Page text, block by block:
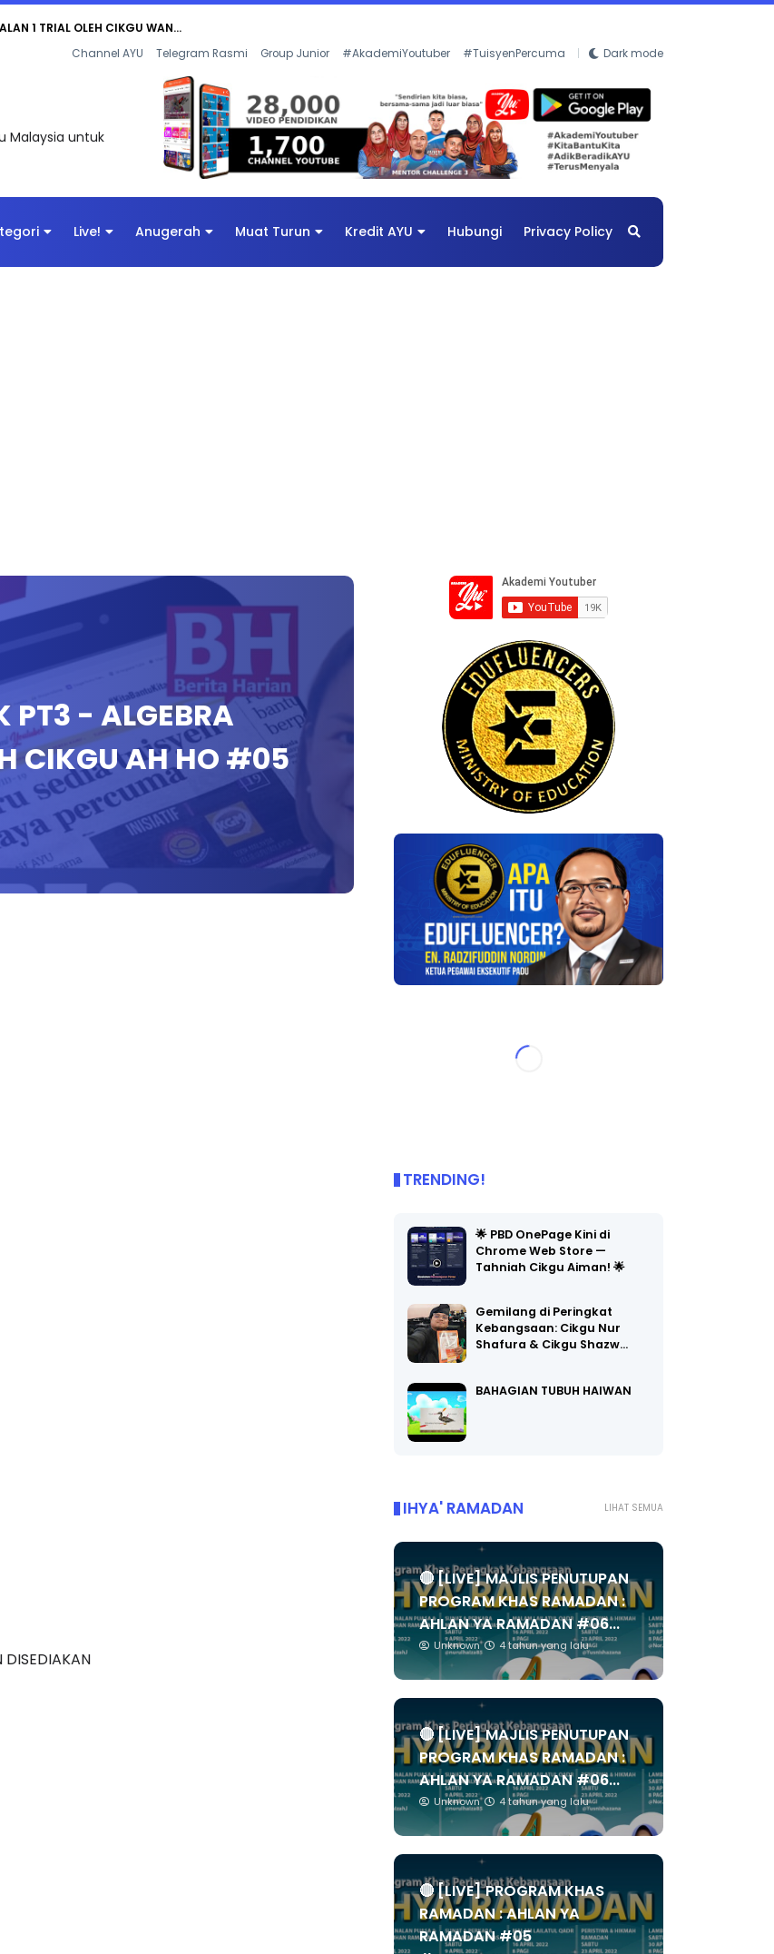
PENYELAMAT DUNIA
Channel AYU Telegram Rasmi Group Junior #AkademiYoutuber #TuisyenPercuma Dark mode
Malaysia untuk
Live! Anugerah Muat Turun Kredit AYU Hubungi Privacy Policy
- ALGEBRA
CIKGU AH HO #05
DISEDIAKAN
TRENDING!
🌟 PBD OnePage Kini di
Chrome Web Store —
Tahniah Cikgu Aiman! 🌟
Gemilang di Peringkat
Kebangsaan: Cikgu Nur
Shafura & Cikgu Shazw…
BAHAGIAN TUBUH HAIWAN
LIHAT SEMUA
IHYA' RAMADAN
🔴 [LIVE] MAJLIS PENUTUPAN
PROGRAM KHAS RAMADAN :
AHLAN YA RAMADAN #06...
Unknown 4 tahun yang lalu
🔴 [LIVE] MAJLIS PENUTUPAN
PROGRAM KHAS RAMADAN :
AHLAN YA RAMADAN #06...
Unknown 4 tahun yang lalu
🔴 [LIVE] PROGRAM KHAS
RAMADAN : AHLAN YA
RAMADAN #05